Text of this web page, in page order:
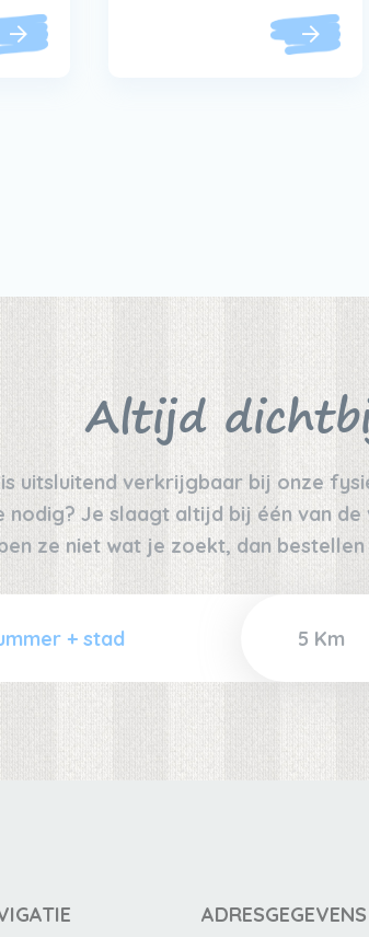
Altijd
uitsluitend verkrijgbaar bij onze
nodig? Je slaagt altijd bij één van
ze niet wat je zoekt, dan
ADRESGEGEVENS